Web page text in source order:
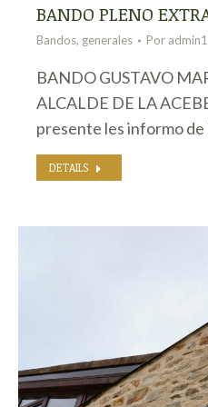
BANDO PLENO
Bandos, generales Por
BANDO GUSTAVO
ALCALDE DE LA
presente les informo
DETAILS